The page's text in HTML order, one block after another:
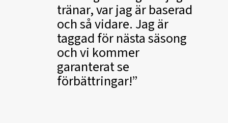
tränar, var jag är baserad
och så vidare. Jag är
taggad för nästa säsong
och vi kommer
garanterat se
förbättringar!